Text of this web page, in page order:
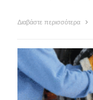
Διαβάστε περισσότερα